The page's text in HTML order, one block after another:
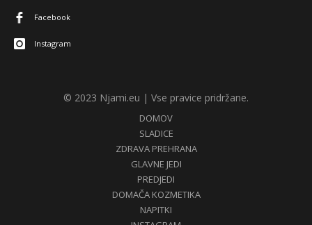
Facebook
Instagram
© 2023 Njami.eu | Vse pravice pridržane.
DOMOV
SLADICE
ZDRAVA PREHRANA
GLAVNE JEDI
PREDJEDI
DOMAČA KOZMETIKA
NAPITKI